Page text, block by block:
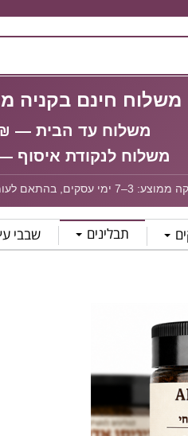
חינם בקניה מעל
משלוח עד הבית — 40₪
משלוח לנקודת איסוף —
בהתאם לעומסי חברת השליחויות
תבלינים שבבי